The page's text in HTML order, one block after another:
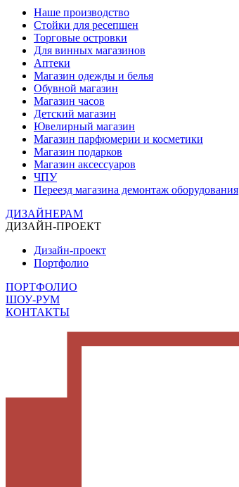
Наше производство
Стойки для ресепшен
Торговые островки
Для винных магазинов
Аптеки
Магазин одежды и белья
Обувной магазин
Магазин часов
Детский магазин
Ювелирный магазин
Магазин парфюмерии и косметики
Магазин подарков
Магазин аксессуаров
ЧПУ
Переезд магазина демонтаж оборудования
ДИЗАЙНЕРАМ
ДИЗАЙН-ПРОЕКТ
Дизайн-проект
Портфолио
ПОРТФОЛИО
ШОУ-РУМ
КОНТАКТЫ